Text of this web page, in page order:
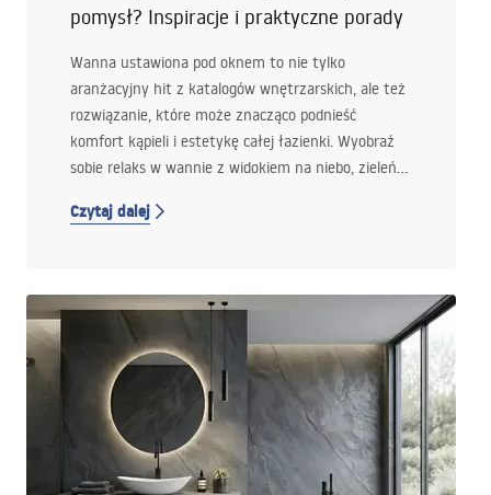
pomysł? Inspiracje i praktyczne porady
Wanna ustawiona pod oknem to nie tylko
aranżacyjny hit z katalogów wnętrzarskich, ale też
rozwiązanie, które może znacząco podnieść
komfort kąpieli i estetykę całej łazienki. Wyobraź
sobie relaks w wannie z widokiem na niebo, zieleń
czy wanna pod oknem w łazience to dobry wybór
Czytaj dalej